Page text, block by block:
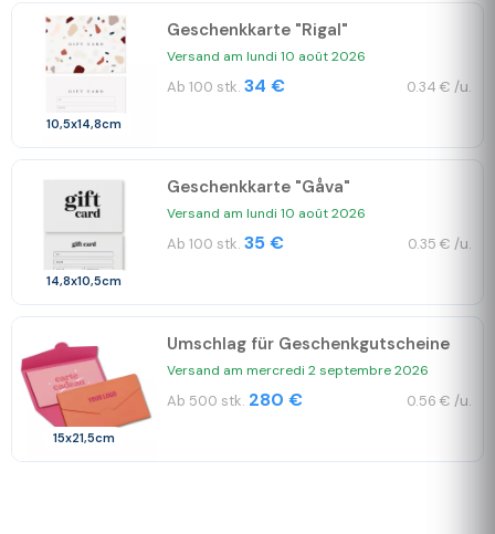
10,5x14,8cm
Geschenkkarte "Rigal"
Versand am lundi 10 août 2026
Ab 100 stk. 34 € 0.34 € /u.
14,8x10,5cm
Geschenkkarte "Gåva"
Versand am lundi 10 août 2026
Ab 100 stk. 35 € 0.35 € /u.
15x21,5cm
Umschlag für Geschenkgutscheine
Versand am mercredi 2 septembre 2026
Ab 500 stk. 280 € 0.56 € /u.